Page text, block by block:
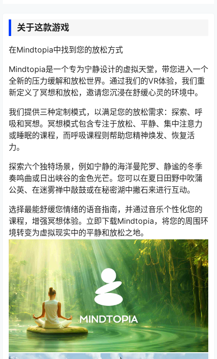
关于这款游戏
在Mindtopia中找到您的放松方式
Mindtopia是一个专为宁静设计的虚拟天堂，带您进入一个
全新的压力缓解和放松世界。通过我们的VR体验，我们重
新定义了冥想和放松，邀请您沉浸在舒缓心灵的环境中。
我们提供三种定制模式，以满足您的放松需求：探索、呼
吸和冥想。冥想模式包含专注于放松、平静、集中注意力
或睡眠的课程，而呼吸课程则帮助您精神焕发、恢复活
力。
探索六个独特场景，例如宁静的海洋曼陀罗、静谧的冬季
奏鸣曲或日出峡谷的金色光芒。您可以在夏日田野中吹蒲
公英、在迷雾禅中敲鼓或在秘密湖中撇石来进行互动。
选择最能舒缓您情绪的语音指南，并通过音乐个性化您的
课程，增强冥想体验。立即下载Mindtopia，将您的周围环
境转变为虚拟现实中的平静和放松之地。